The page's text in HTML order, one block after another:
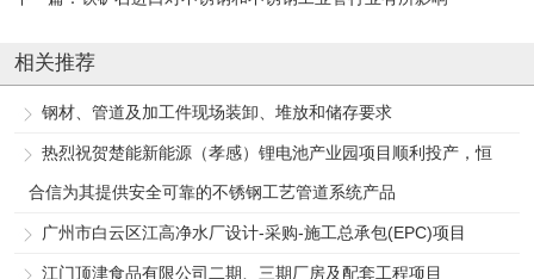
相关推荐
钢材、管道及加工件现场装卸、堆放和储存要求
热烈祝贺楚能新能源（孝感）锂电池产业园项目顺利投产，恒
合信为其提供安全可靠的不锈钢工艺管道系统产品
广州市白云区江高净水厂设计-采购-施工总承包(EPC)项目
江门顶津食品有限公司二期、三期厂房及配套工程项目